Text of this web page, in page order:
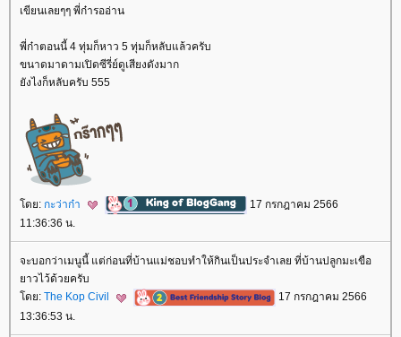
เขียนเลยๆๆ พี่ก๋ารออ่าน
พี่ก๋าตอนนี้ 4 ทุ่มก็หาว 5 ทุ่มก็หลับแล้วครับ
ขนาดมาดามเปิดซีรี่ย์ดูเสียงดังมาก
ังไงก็หลับครับ 555
ดย: กะว่าก๋า
17 กรกฎาคม 2566
11:36:36 น.
จะบอกว่าเมนูนี้ แต่ก่อนที่บ้านแม่ชอบทำให้กินเป็นประจำเลย ที่บ้านปลูกมะเขือ
าวไว้ด้วยครับ
ดย: The Kop Civil
17 กรกฎาคม 2566
13:36:53 น.